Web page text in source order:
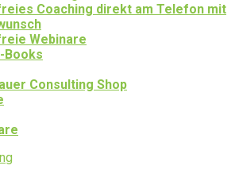
Coaching direkt am Telefon mit
Webinare
Books
Consulting Shop